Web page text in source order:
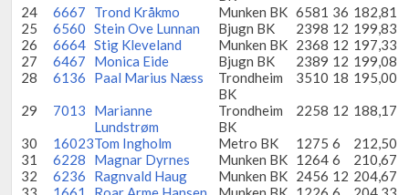
24
6667 Trond Kråkmo Munken BK 6581 36 182,81
25
6560 Stein Ove Lunnan Bjugn BK 2398 12 199,83
26
6664 Stig Kleveland Munken BK 2368 12 197,33
27
6467 Monica Eide Bjugn BK 2389 12 199,08
28
6136 Paal Marius Næss
Trondheim
BK
3510 18 195,00
29
7013
Marianne
Lundstrøm
Trondheim
BK
2258 12 188,17
30
16023Tom Ingholm Metro BK 1275 6
212,50
31
6228 Magnar Dyrnes Munken BK 1264 6
210,67
32
6236 Ragnvald Haug Munken BK 2456 12 204,67